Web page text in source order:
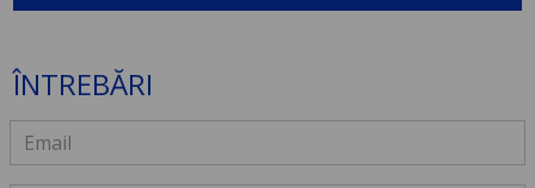
ÎNTREBĂRI